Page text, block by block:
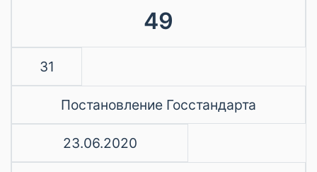
49
31
Постановление Госстандарта
23.06.2020